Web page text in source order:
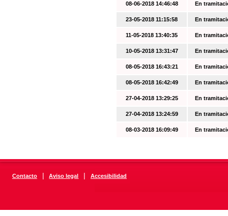
08-06-2018 14:46:48 En
23-05-2018 11:15:58 En
11-05-2018 13:40:35 En
10-05-2018 13:31:47 En
08-05-2018 16:43:21 En
08-05-2018 16:42:49 En
27-04-2018 13:29:25 En
27-04-2018 13:24:59 En
08-03-2018 16:09:49 En
Contacto | Aviso legal | Accesibilidad